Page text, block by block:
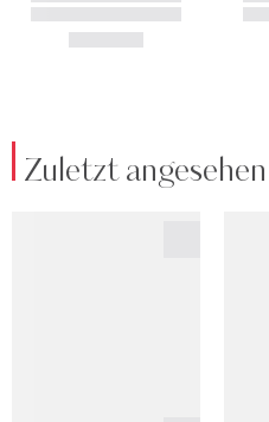
Zuletzt angesehen